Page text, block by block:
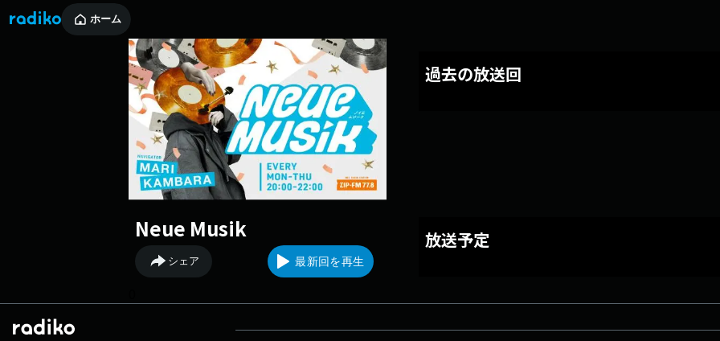
ホーム
Neue Musik
シェア 最新回を再生
過去の放送回
放送予定